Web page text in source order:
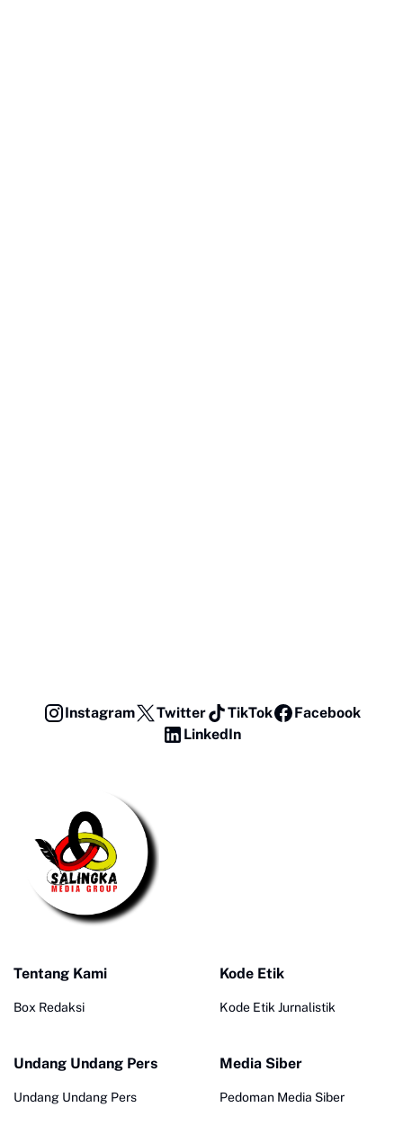
Instagram Twitter TikTok
Facebook
LinkedIn
Tentang Kami
Box Redaksi
Kode Etik
Kode Etik Jurnalistik
Undang Undang Pers
Undang Undang Pers
Media Siber
Pedoman Media Siber